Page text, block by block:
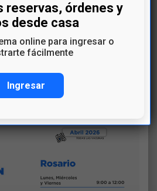
#PlanDeVacunación #AbrilSal
reservas, órdenes y
desde casa
online para ingresar o
fácilmente
Ingresar